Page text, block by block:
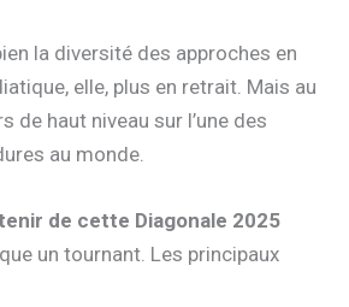
la diversité des approches en
elle, plus en retrait. Mais au
de haut niveau sur l’une des
au monde.
de cette Diagonale 2025
un tournant. Les principaux